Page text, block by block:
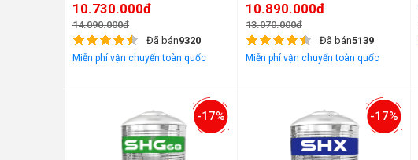
10.730.000đ
14.090.000đ
Đã bán9320
Miễn phí vận chuyển toàn quốc
10.890.000đ
13.070.000đ
Đã bán5139
Miễn phí vận chuyển toàn quốc
-17% -17%